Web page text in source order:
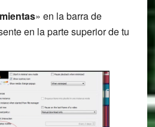
» en la barra de
en la parte superior de tu